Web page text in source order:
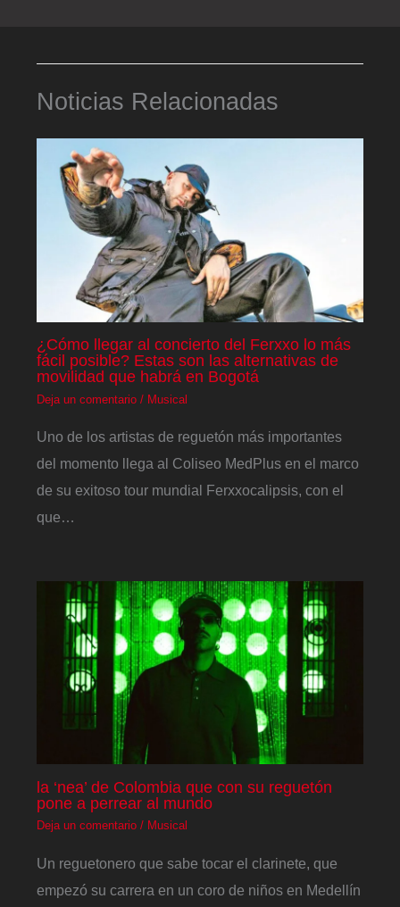
Noticias Relacionadas
¿Cómo llegar al concierto del Ferxxo lo más
fácil posible? Estas son las alternativas de
movilidad que habrá en Bogotá
Deja un comentario / Musical
Uno de los artistas de reguetón más importantes
del momento llega al Coliseo MedPlus en el marco
de su exitoso tour mundial Ferxxocalipsis, con el
que…
la ‘nea’ de Colombia que con su reguetón
pone a perrear al mundo
Deja un comentario / Musical
Un reguetonero que sabe tocar el clarinete, que
empezó su carrera en un coro de niños en Medellín